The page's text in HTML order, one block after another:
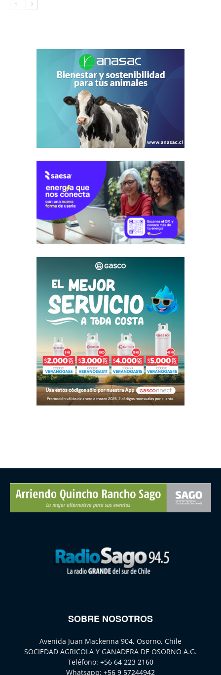
SOBRE NOSOTROS
Avenida Juan Mackenna 904, Osorno, Chile
SOCIEDAD AGRICOLA Y GANADERA DE OSORNO A.G.
Teléfono: +56 64 223 2160
Whatsapp: +56 9 57244942